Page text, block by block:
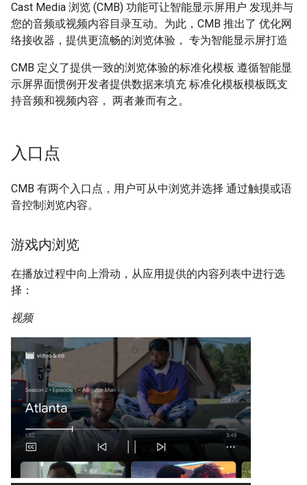
Cast Media 浏览 (CMB) 功能可让智能显示屏用户 发现并与
您的音频或视频内容目录互动。为此，CMB 推出了 优化网
络接收器，提供更流畅的浏览体验， 专为智能显示屏打造
CMB 定义了提供一致的浏览体验的标准化模板 遵循智能显
示屏界面惯例开发者提供数据来填充 标准化模板模板既支
持音频和视频内容， 两者兼而有之。
入口点
CMB 有两个入口点，用户可从中浏览并选择 通过触摸或语
音控制浏览内容。
游戏内浏览
在播放过程中向上滑动，从应用提供的内容列表中进行选
择：
视频